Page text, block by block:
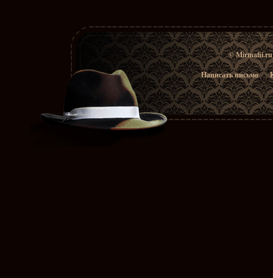
© Mirmafii.ru
Написать письмо